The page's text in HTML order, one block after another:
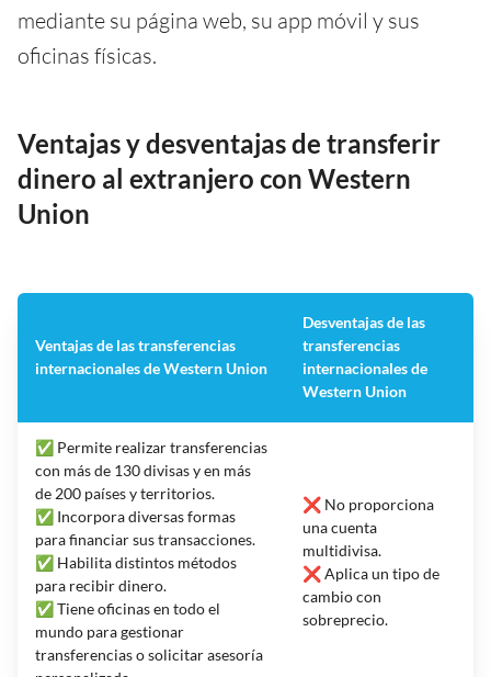
mediante su página web, su app móvil y sus
oficinas físicas.
Ventajas y desventajas de transferir
dinero al extranjero con Western
Union
Ventajas de las transferencias
internacionales de Western Union
Desventajas de las
transferencias
internacionales de
Western Union
✅ Permite realizar transferencias
con más de 130 divisas y en más
de 200 países y territorios.
✅ Incorpora diversas formas
para financiar sus transacciones.
✅ Habilita distintos métodos
para recibir dinero.
✅ Tiene oficinas en todo el
mundo para gestionar
transferencias o solicitar asesoría
❌ No proporciona
una cuenta
multidivisa.
❌ Aplica un tipo de
cambio con
sobreprecio.